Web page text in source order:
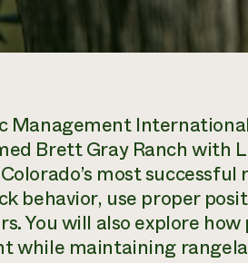
Management
Brett Gray Ranch with
most
behavior, use proper
You will also explore
while maintaining